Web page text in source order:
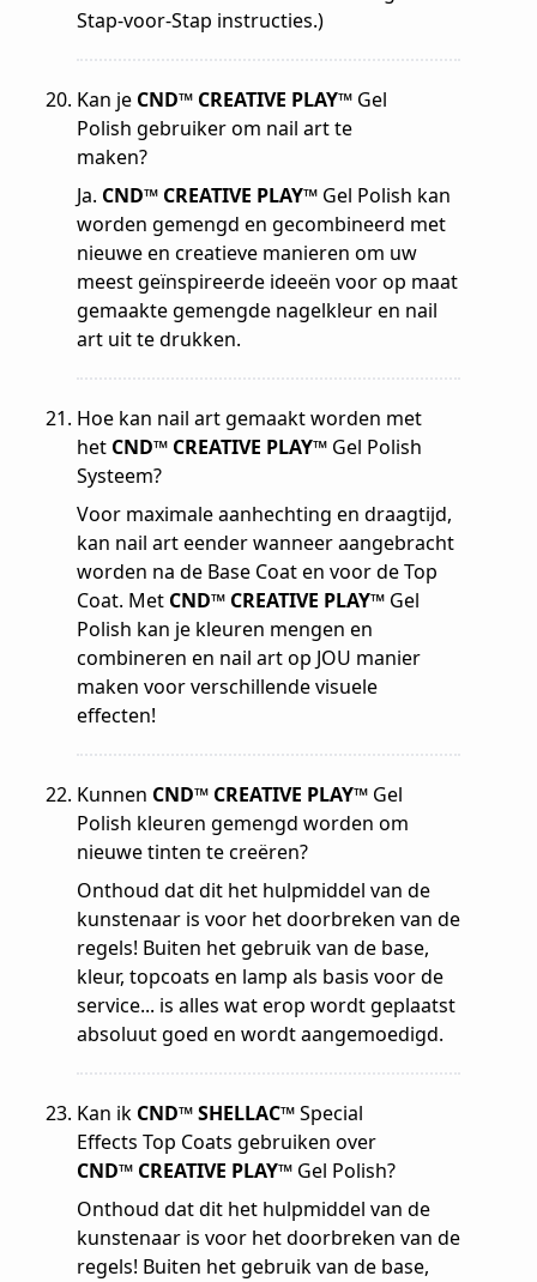
Stap-voor-Stap instructies.)
Kan je CND™ CREATIVE PLAY™ Gel
Polish gebruiker om nail art te
maken?
Ja. CND™ CREATIVE PLAY™ Gel Polish kan
worden gemengd en gecombineerd met
nieuwe en creatieve manieren om uw
meest geïnspireerde ideeën voor op maat
gemaakte gemengde nagelkleur en nail
art uit te drukken.
Hoe kan nail art gemaakt worden met
het CND™ CREATIVE PLAY™ Gel Polish
Systeem?
Voor maximale aanhechting en draagtijd,
kan nail art eender wanneer aangebracht
worden na de Base Coat en voor de Top
Coat. Met CND™ CREATIVE PLAY™ Gel
Polish kan je kleuren mengen en
combineren en nail art op JOU manier
maken voor verschillende visuele
effecten!
Kunnen CND™ CREATIVE PLAY™ Gel
Polish kleuren gemengd worden om
nieuwe tinten te creëren?
Onthoud dat dit het hulpmiddel van de
kunstenaar is voor het doorbreken van de
regels! Buiten het gebruik van de base,
kleur, topcoats en lamp als basis voor de
service... is alles wat erop wordt geplaatst
absoluut goed en wordt aangemoedigd.
Kan ik CND™ SHELLAC™Special
Effects Top Coats gebruiken over
CND™ CREATIVE PLAY™ Gel Polish?
Onthoud dat dit het hulpmiddel van de
kunstenaar is voor het doorbreken van de
regels! Buiten het gebruik van de base,